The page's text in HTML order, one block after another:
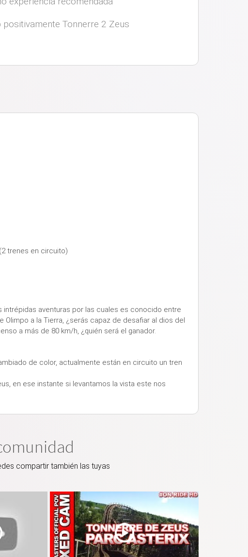
positivamente Tonnerre 2 Zeus
trenes en circuito)
aventuras por las cuales es conocido entre
a la Tierra, ¿serás capaz de desafiar al dios del
a más de 80 km/h, ¿quién será el ganador.
de color, actualmente están en circuito un tren
en ese instante si levantamos la vista este nos
compartir también las tuyas